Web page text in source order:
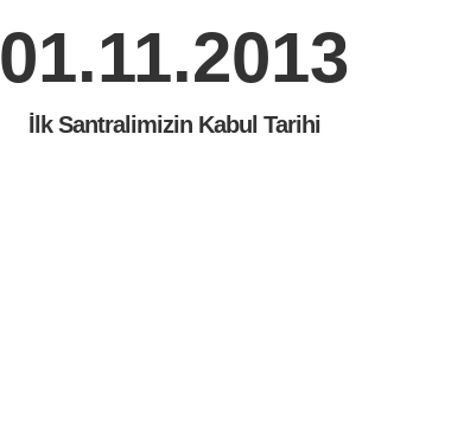
01.11.2013
İlk Santralimizin Kabul Tarihi